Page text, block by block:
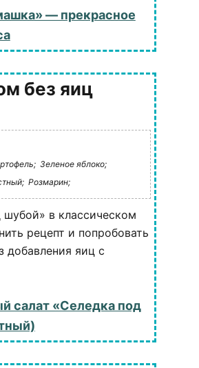
— прекрасное
без яиц
Зеленое яблоко;
Розмарин;
в классическом
рецепт и попробовать
добавления яиц с
салат «Селедка под